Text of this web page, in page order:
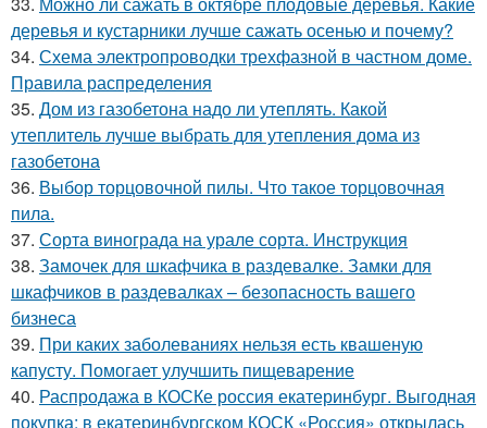
деревья и кустарники лучше сажать осенью и почему?
34. Схема электропроводки трехфазной в частном доме.
Правила распределения
35. Дом из газобетона надо ли утеплять. Какой
утеплитель лучше выбрать для утепления дома из
газобетона
36. Выбор торцовочной пилы. Что такое торцовочная
пила.
37. Сорта винограда на урале сорта. Инструкция
38. Замочек для шкафчика в раздевалке. Замки для
шкафчиков в раздевалках – безопасность вашего
бизнеса
39. При каких заболеваниях нельзя есть квашеную
капусту. Помогает улучшить пищеварение
40. Распродажа в КОСКе россия екатеринбург. Выгодная
покупка: в екатеринбургском КОСК «Россия» открылась